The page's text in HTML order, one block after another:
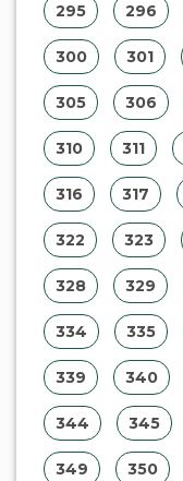
295 296
300 301
305 306
310 311
316 317
322 323
328 329
334 335
339 340
344 345
349 350